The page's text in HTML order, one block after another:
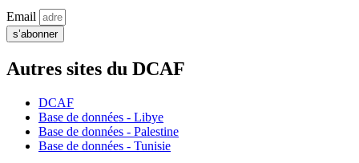
Email
s’abonner
Autres sites du DCAF
DCAF
Base de données - Libye
Base de données - Palestine
Base de données - Tunisie